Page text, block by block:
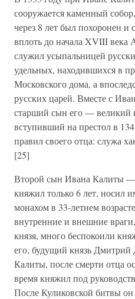
сооружается каменный
через 8 лет был похоронен и
вплоть до начала XVIII века
служил усыпальницей
удельных, находившихся в
Московского дома, а
русских царей. Вместе с
старший сын его — великий
вступивший на престол в
правил своего отца: служа
[25]
Второй сын Ивана Калиты
княжил только 6 лет, носил
монахом в 33-летнем
внутренние и внешние
князя, много беспокоили
его, будущий князь
Калиты, после смерти отца
время княжил под
После Куликовской битвы